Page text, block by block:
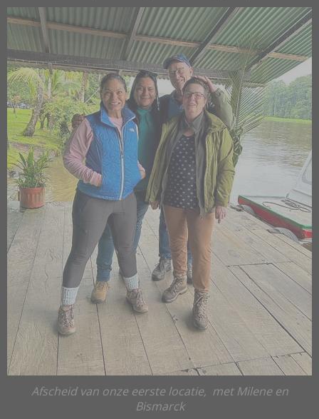
Afscheid van onze eerste locatie, met Milene en
Bismarck